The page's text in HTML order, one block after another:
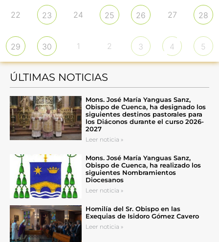
22 23 24 25 26 27 28
29 30 1 2 3 4 5
ÚLTIMAS NOTICIAS
Mons. José María Yanguas Sanz,
Obispo de Cuenca, ha designado los
siguientes destinos pastorales para
los Diáconos durante el curso 2026-
2027
Leer noticia »
Mons. José María Yanguas Sanz,
Obispo de Cuenca, ha realizado los
siguientes Nombramientos
Diocesanos
Leer noticia »
Homilía del Sr. Obispo en las
Exequias de Isidoro Gómez Cavero
Leer noticia »